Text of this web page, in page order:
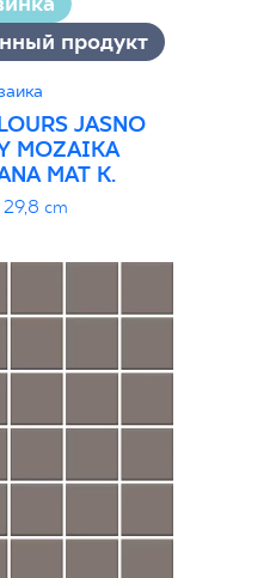
продукт
JASNO
MOZAIKA
MAT K.
cm